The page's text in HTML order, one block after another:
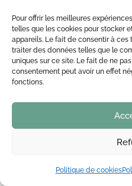
Pour offrir les meilleures
telles que les cookies pour stocker
appareils. Le fait de consentir à
traiter des données telles que le
uniques sur ce site. Le fait de ne
consentement peut avoir un effet
fonctions.
Politique de cookies